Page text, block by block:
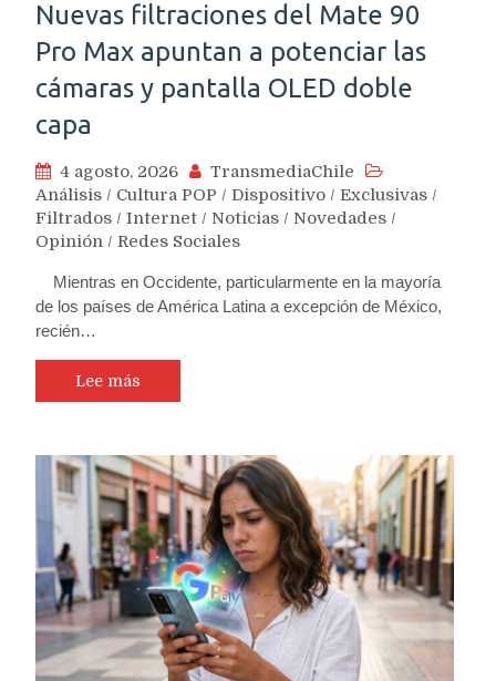
Nuevas filtraciones del Mate 90
Pro Max apuntan a potenciar las
cámaras y pantalla OLED doble
capa
4 agosto, 2026
TransmediaChile
Análisis / Cultura POP / Dispositivo / Exclusivas /
Filtrados / Internet / Noticias / Novedades /
Opinión / Redes Sociales
Mientras en Occidente, particularmente en la mayoría
de los países de América Latina a excepción de México,
recién…
Lee más